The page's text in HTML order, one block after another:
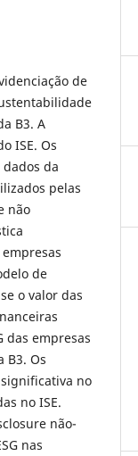
de
B3. A
ISE. Os
da
pelas
não
de
o valor das
das empresas
B3. Os
no
no ISE.
não-
nas